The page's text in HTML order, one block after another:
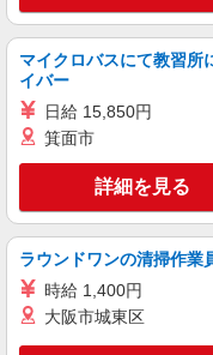
前
派遣社員
善は
病院
時
通費全
キープ
マイクロバスにて教習所
イバー
日給 15,850円
箕面市
詳細を見る
ラウンドワンの清掃作業
時給 1,400円
大阪市城東区